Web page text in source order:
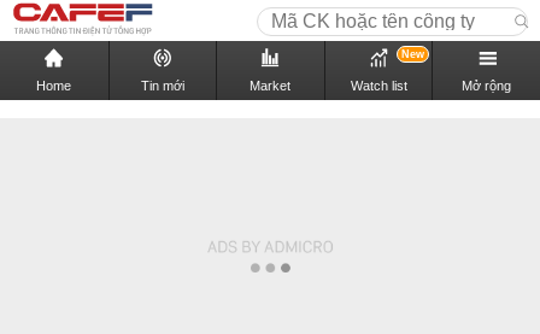
Home Tin mới Market Watch list
New
Mở rộng